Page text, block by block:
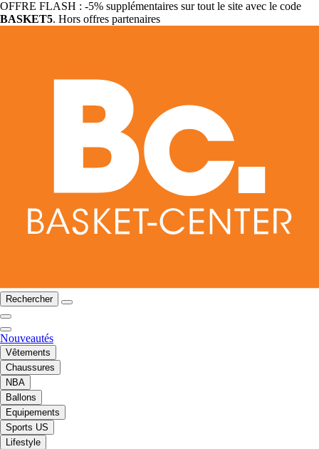
OFFRE FLASH : -5% supplémentaires sur tout le site avec le code
BASKET5. Hors offres partenaires
Rechercher
Nouveautés
Vêtements
Chaussures
NBA
Ballons
Equipements
Sports US
Lifestyle